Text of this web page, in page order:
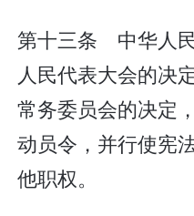
第十三条 中华人
人民代表大会的决
常务委员会的决定
动员令，并行使宪
他职权。